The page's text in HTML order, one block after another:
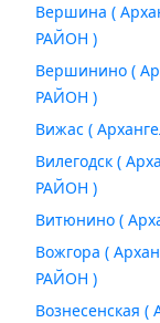
Вершина (
РАЙОН )
Вершинино (
РАЙОН )
Вижас (
Вилегодск (
РАЙОН )
Витюнино (
Вожгора (
РАЙОН )
Вознесенская